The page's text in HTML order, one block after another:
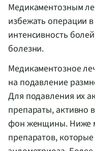
Медикаментозным
избежать операции
интенсивность
болезни.
Медикаментозное
на подавление
Для подавления их
препараты,
фон женщины. Ниже
препаратов,